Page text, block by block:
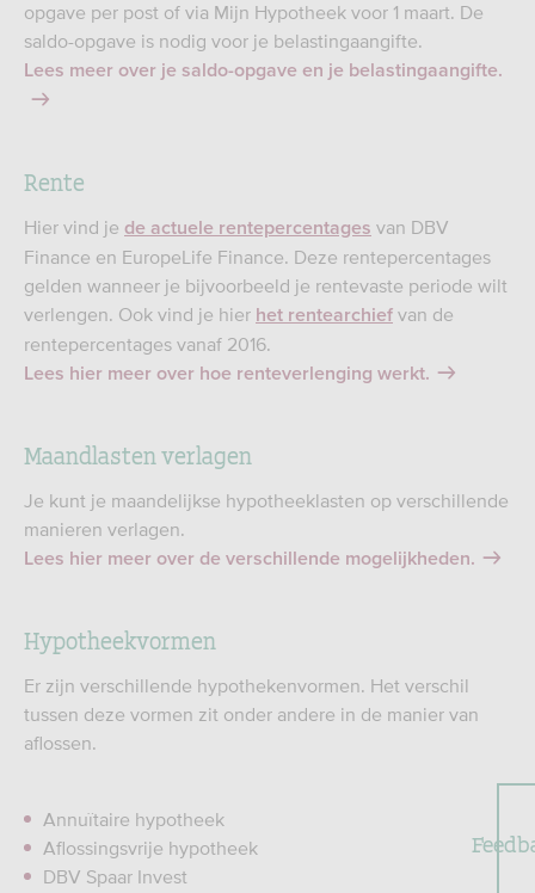
opgave per post of via Mijn Hypotheek voor 1 maart. De
saldo-opgave is nodig voor je belastingaangifte.
Lees meer over je saldo-opgave en je belastingaangifte.
Rente
Hier vind je de actuele rente­percentages van DBV
Finance en EuropeLife Finance. Deze rentepercentages
gelden wanneer je bijvoorbeeld je rentevaste periode wilt
verlengen. Ook vind je hier het rentearchief van de
rentepercentages vanaf 2016.
Lees hier meer over hoe renteverlenging werkt.
Maandlasten verlagen
Je kunt je maandelijkse hypotheeklasten op verschillende
manieren verlagen.
Lees hier meer over de verschillende mogelijkheden.
Hypotheekvormen
Er zijn verschillende hypothekenvormen. Het verschil
tussen deze vormen zit onder andere in de manier van
aflossen.
Annuïtaire hypotheek
Aflossingsvrije hypotheek
DBV Spaar Invest